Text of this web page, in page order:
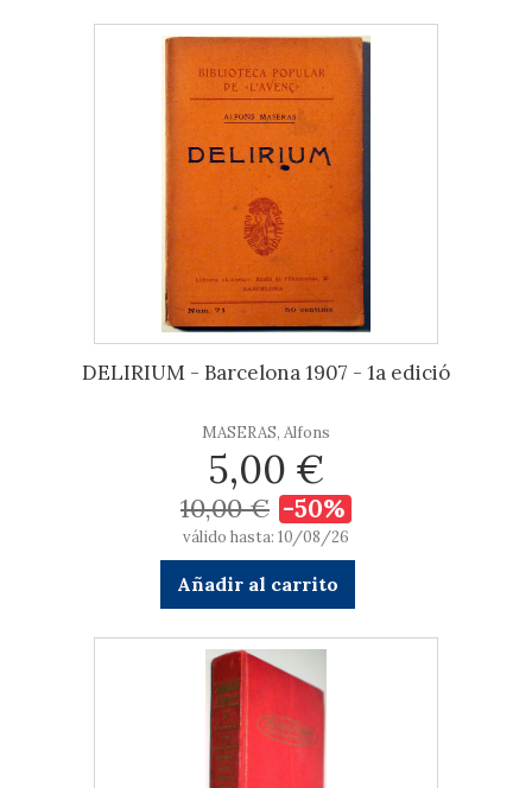
DELIRIUM - Barcelona 1907 - 1a edició
MASERAS, Alfons
5,00 €
10,00 € -50%
válido hasta: 10/08/26
Añadir al carrito